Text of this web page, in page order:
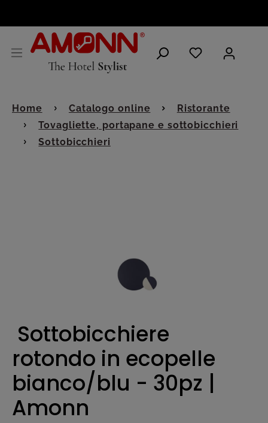
Home Catalogo online
Ristorante
Tovagliette, portapane e sottobicchieri
Sottobicchieri
Sottobicchiere
rotondo in ecopelle
bianco/blu - 30pz |
Amonn